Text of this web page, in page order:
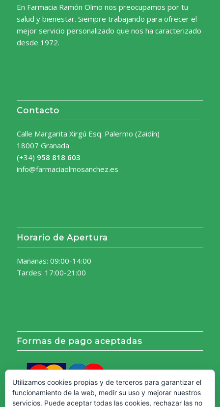
En Farmacia Ramón Olmo nos preocupamos por tu
salud y bienestar. Siempre trabajando para ofrecer el
mejor servicio personalizado que nos ha caracterizado
desde 1972.
Contacto
Calle Margarita Xirgú Esq. Palermo (Zaidín)
18007 Granada
(+34) 958 818 603
info@farmaciaolmosanchez.es
Horario de Apertura
Mañanas: 09:00-14:00
Tardes: 17:00-21:00
Formas de pago aceptadas
Utilizamos cookies propias y de terceros para garantizar el
funcionamiento de la web, medir su uso y mejorar nuestros
servicios. Puede aceptar todas las cookies, rechazar las no